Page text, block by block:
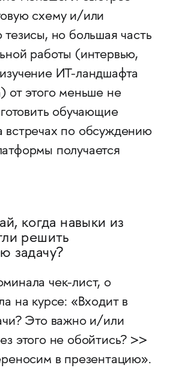
схему и/или
тезисы, но большая часть
работы (интервью,
ИТ-ландшафта
от этого меньше не
обучающие
встречах по обсуждению
получается
когда навыки из
решить
задачу?
чек-лист, о
на курсе: «Входит в
Это важно и/или
этого не обойтись? >>
в презентацию».